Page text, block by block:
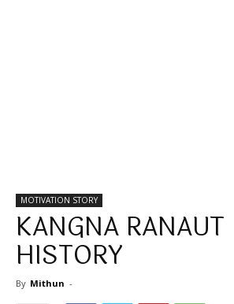
MOTIVATION STORY
KANGNA RANAUT
HISTORY
By Mithun -